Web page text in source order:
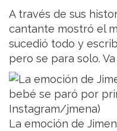
A través de sus
cantante mostró el
sucedió todo y
pero se para solo.
La emoción de